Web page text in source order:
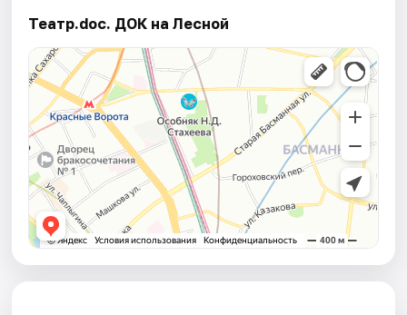
Театр.doc. ДОК на Лесной